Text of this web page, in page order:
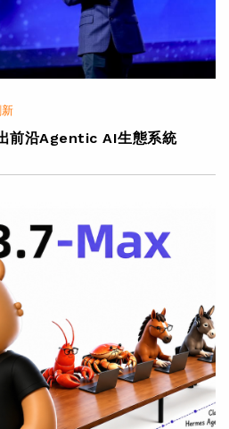
前沿Agentic AI生態系統